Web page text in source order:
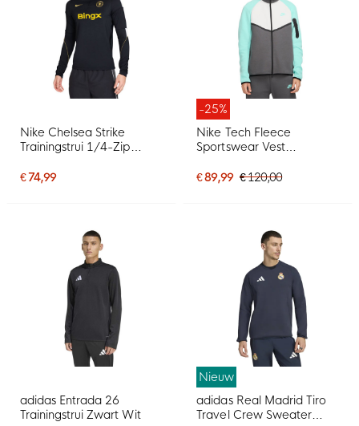
Nike Chelsea Strike
Trainingstrui 1/4-Zip
Wit Goudgeel
€ 74,99
-25%
Nike Tech Fleece
Sportswear Vest
€ 89,99 € 120,00
adidas Entrada 26
Trainingstrui Zwart Wit
Nieuw
adidas Real Madrid Tiro
Travel Crew Sweater